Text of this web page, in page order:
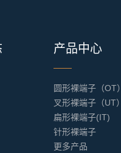
产品中心
圆形裸端子（OT）
叉形裸端子（UT）
扁形裸端子(IT)
针形裸端子
更多产品